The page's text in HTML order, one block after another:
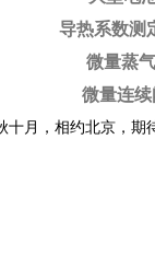
导热系数测
微量蒸
微量连续
月，相约北京，期